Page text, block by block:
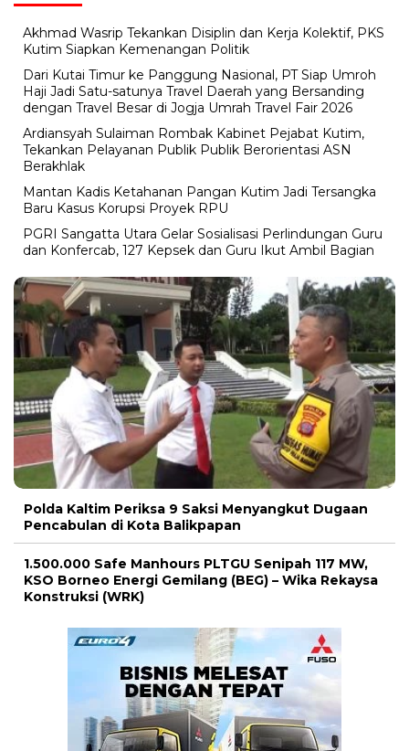
Akhmad Wasrip Tekankan Disiplin dan Kerja Kolektif, PKS
Kutim Siapkan Kemenangan Politik
Dari Kutai Timur ke Panggung Nasional, PT Siap Umroh
Haji Jadi Satu-satunya Travel Daerah yang Bersanding
dengan Travel Besar di Jogja Umrah Travel Fair 2026
Ardiansyah Sulaiman Rombak Kabinet Pejabat Kutim,
Tekankan Pelayanan Publik Publik Berorientasi ASN
Berakhlak
Mantan Kadis Ketahanan Pangan Kutim Jadi Tersangka
Baru Kasus Korupsi Proyek RPU
PGRI Sangatta Utara Gelar Sosialisasi Perlindungan Guru
dan Konfercab, 127 Kepsek dan Guru Ikut Ambil Bagian
Polda Kaltim Periksa 9 Saksi Menyangkut Dugaan
Pencabulan di Kota Balikpapan
1.500.000 Safe Manhours PLTGU Senipah 117 MW,
KSO Borneo Energi Gemilang (BEG) – Wika Rekaysa
Konstruksi (WRK)